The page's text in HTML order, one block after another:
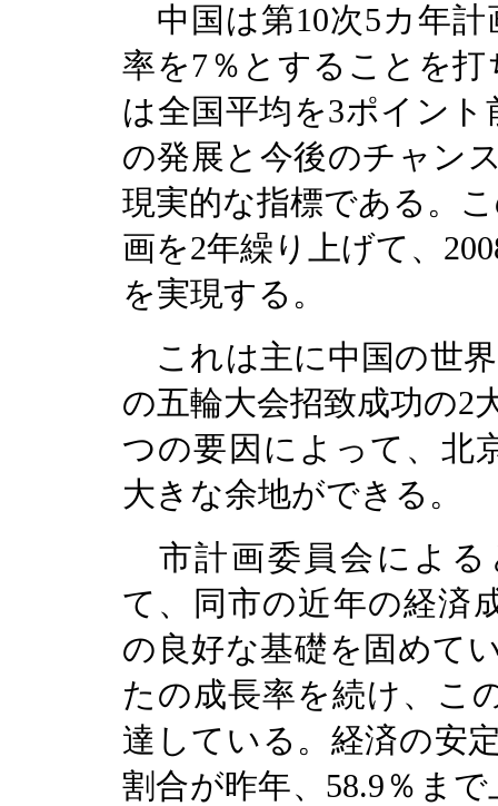
中国は第10次5カ年計
率を7％とすることを
は全国平均を3ポイント
の発展と今後のチャン
現実的な指標である。
画を2年繰り上げて、
を実現する。
これは主に中国の世
の五輪大会招致成功の2
つの要因によって、北
大きな余地ができる。
市計画委員会による
て、同市の近年の経済
の良好な基礎を固めて
たの成長率を続け、こ
達している。経済の安
割合が昨年、 58.9％ま